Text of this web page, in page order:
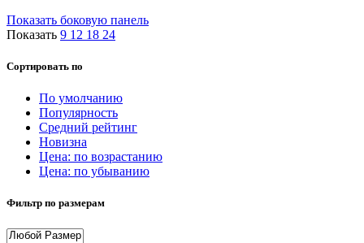
Показать боковую панель
Показать 9 12 18 24
Сортировать по
По умолчанию
Популярность
Средний рейтинг
Новизна
Цена: по возрастанию
Цена: по убыванию
Фильтр по размерам